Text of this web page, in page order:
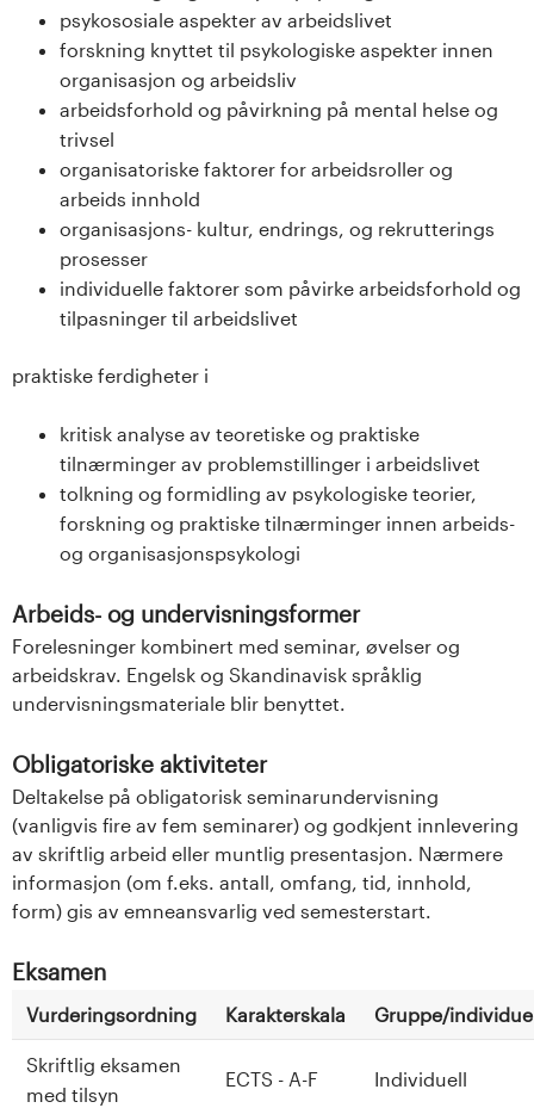
a
psykososiale aspekter av arbeidslivet
forskning knyttet til psykologiske aspekter innen
organisasjon og arbeidsliv
arbeidsforhold og påvirkning på mental helse og
trivsel
organisatoriske faktorer for arbeidsroller og
arbeids innhold
organisasjons- kultur, endrings, og rekrutterings
prosesser
individuelle faktorer som påvirke arbeidsforhold og
tilpasninger til arbeidslivet
praktiske ferdigheter i
kritisk analyse av teoretiske og praktiske
tilnærminger av problemstillinger i arbeidslivet
tolkning og formidling av psykologiske teorier,
forskning og praktiske tilnærminger innen arbeids-
og organisasjonspsykologi
Arbeids- og undervisningsformer
Forelesninger kombinert med seminar, øvelser og
arbeidskrav. Engelsk og Skandinavisk språklig
undervisningsmateriale blir benyttet.
Obligatoriske aktiviteter
Deltakelse på obligatorisk seminarundervisning
(vanligvis fire av fem seminarer) og godkjent innlevering
av skriftlig arbeid eller muntlig presentasjon. Nærmere
informasjon (om f.eks. antall, omfang, tid, innhold,
form) gis av emneansvarlig ved semesterstart.
Eksamen
Vurderingsordning Karakterskala Gruppe/
Skriftlig eksamen
med tilsyn
ECTS - A-F Individuell